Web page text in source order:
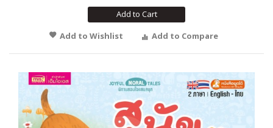
Add to Cart
Add to Wishlist
Add to Compare